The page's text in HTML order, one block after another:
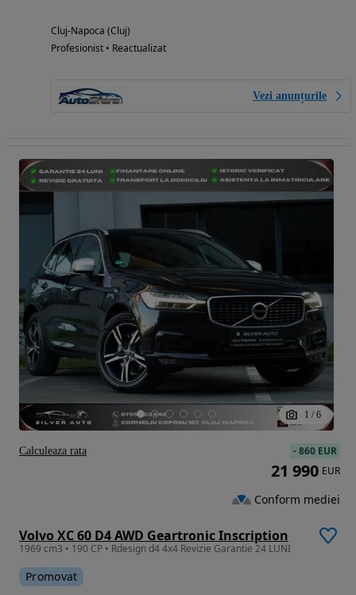
Cluj-Napoca (Cluj)
Profesionist • Reactualizat
Vezi anunțurile
1 / 6
Volvo XC 60 D4 AWD Geartronic Inscription
1969 cm3 • 190 CP • Rdesign d4 4x4 Revizie Garantie 24 LUNI
Promovat
-860 EUR
21 990 EUR
Conform mediei
Calculeaza rata